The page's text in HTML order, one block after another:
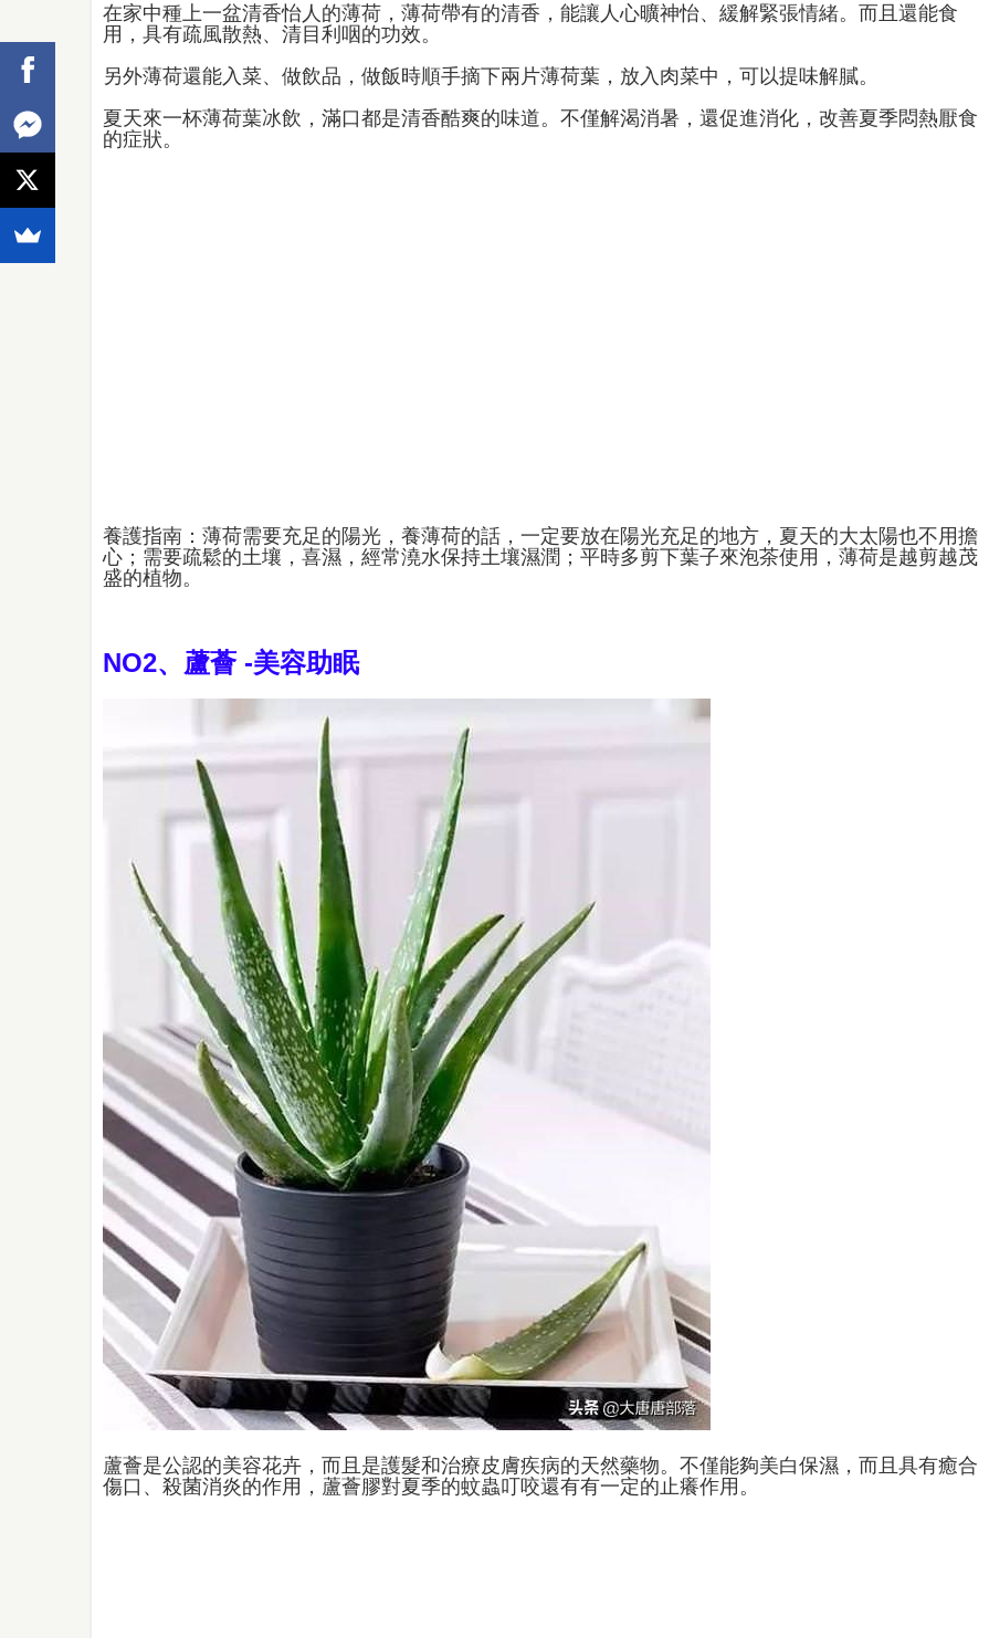
在家中種上一盆清香怡人的薄荷，薄荷帶有的清香，能讓人心曠神怡、緩解緊張情緒。而且還能食
用，具有疏風散熱、清目利咽的功效。
另外薄荷還能入菜、做飲品，做飯時順手摘下兩片薄荷葉，放入肉菜中，可以提味解膩。
夏天來一杯薄荷葉冰飲，滿口都是清香酷爽的味道。不僅解渴消暑，還促進消化，改善夏季悶熱厭食
的症狀。
養護指南：薄荷需要充足的陽光，養薄荷的話，一定要放在陽光充足的地方，夏天的大太陽也不用擔
心；需要疏鬆的土壤，喜濕，經常澆水保持土壤濕潤；平時多剪下葉子來泡茶使用，薄荷是越剪越茂
盛的植物。
NO2、蘆薈 -美容助眠
蘆薈是公認的美容花卉，而且是護髮和治療皮膚疾病的天然藥物。不僅能夠美白保濕，而且具有癒合
傷口、殺菌消炎的作用，蘆薈膠對夏季的蚊蟲叮咬還有有一定的止癢作用。